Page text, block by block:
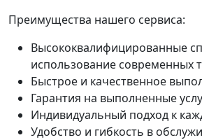
Преимущества нашего сервиса:
Высококвалифицированные
использование современных
Быстрое и качественное
Гарантия на выполненные
Индивидуальный подход к
Удобство и гибкость в